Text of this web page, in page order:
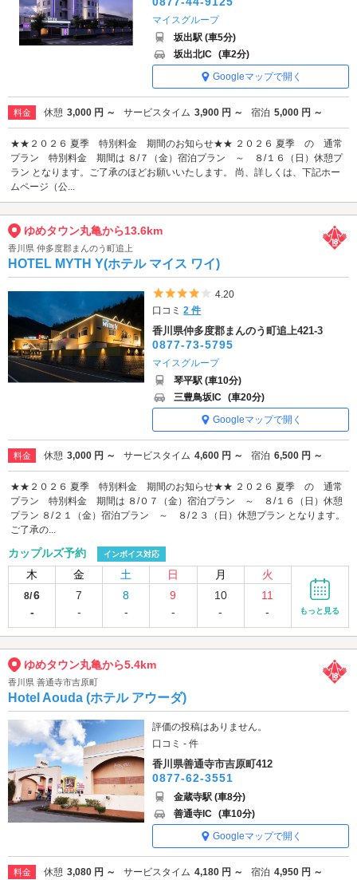
マイスグループ
坂出駅 (車5分)
坂出北IC (車2分)
Googleマップで開く
料金 休憩 3,000 円 ～ サービスタイム 3,900 円 ～ 宿泊 5,000 円 ～
★★２０２６ 夏季 特別料金 期間のお知らせ★★ ２０２６ 夏季 の 通常
プラン 特別料金 期間は ８/７（金）宿泊プラン ～ ８/１６（日）休憩プ
ラン となります。ご了承のほどお願いいたします。 尚、詳しくは、下記ホー
ムページ（公...
ゆめタウン丸亀から13.6km
香川県 仲多度郡まんのう町追上
HOTEL MYTH Y(ホテル マイス ワイ)
5つ星のうち4
4.20
口コミ2 件
香川県仲多度郡まんのう町追上421-3
0877-73-5795
マイスグループ
琴平駅 (車10分)
三豊鳥坂IC (車20分)
Googleマップで開く
料金 休憩 3,000 円 ～ サービスタイム 4,600 円 ～ 宿泊 6,500 円 ～
★★２０２６ 夏季 特別料金 期間のお知らせ★★ ２０２６ 夏季 の 通常
プラン 特別料金 期間は ８/０７（金）宿泊プラン ～ ８/１６（日）休憩
プラン ８/２１（金）宿泊プラン ～ ８/２３（日）休憩プラン となります。
ご了承の...
カップルズ予約 インボイス対応
木 金 土 日 月 火
8/6
-
7
-
8
-
9
-
10
-
11
-
もっと見る
ゆめタウン丸亀から5.4km
香川県 善通寺市吉原町
Hotel Aouda (ホテル アウーダ)
評価の投稿はありません。
口コミ - 件
香川県善通寺市吉原町412
0877-62-3551
金蔵寺駅 (車8分)
善通寺IC (車10分)
Googleマップで開く
料金 休憩 3,080 円 ～ サービスタイム 4,180 円 ～ 宿泊 4,950 円 ～